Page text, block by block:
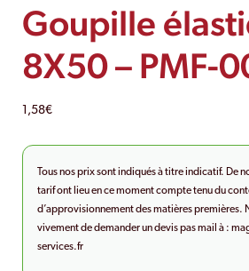
Goupille
8X50 – PMF-
1,58€
Tous nos prix sont indiqués à titre indicatif. De
tarif ont lieu en ce moment compte tenu du
d’approvisionnement des matières premières.
vivement de demander un devis pas mail à :
services.fr